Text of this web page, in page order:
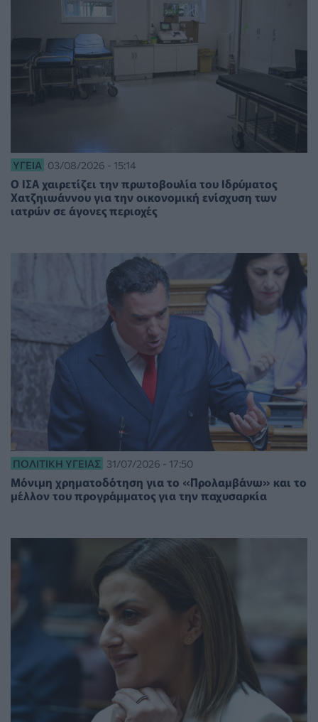
ΥΓΕΊΑ 03/08/2026 - 15:14
Ο ΙΣΑ χαιρετίζει την πρωτοβουλία του Ιδρύματος
Χατζηιωάννου για την οικονομική ενίσχυση των
ιατρών σε άγονες περιοχές
ΠΟΛΙΤΙΚΉ ΥΓΕΊΑΣ 31/07/2026 - 17:50
Μόνιμη χρηματοδότηση για το «Προλαμβάνω» και το
μέλλον του προγράμματος για την παχυσαρκία